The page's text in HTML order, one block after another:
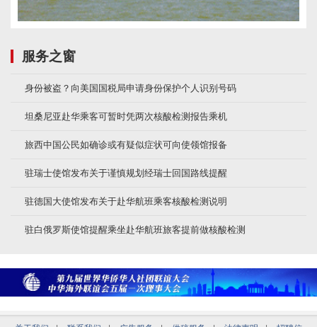
服务之窗
身份被盗？向美国国税局申请身份保护个人识别号码
坦桑尼亚赴华乘客可暂时凭两次核酸检测报告乘机
旅西中国公民如确诊或有疑似症状可向使领馆报备
驻瑞士使馆发布关于谨慎规划经瑞士回国路线提醒
驻德国大使馆发布关于赴华航班乘客核酸检测说明
驻白俄罗斯使馆提醒乘坐赴华航班旅客提前做核酸检测